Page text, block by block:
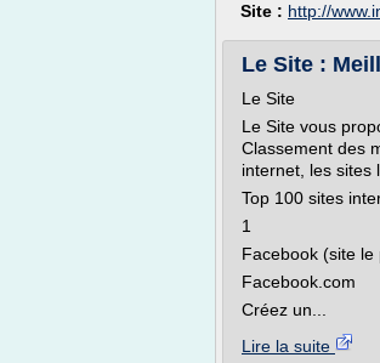
Site : http://
Le Site :
Le Site
Le Site vous
Classement des
internet, les sites
Top 100 sites
1
Facebook (site le
Facebook.com
Créez un...
Lire la suite